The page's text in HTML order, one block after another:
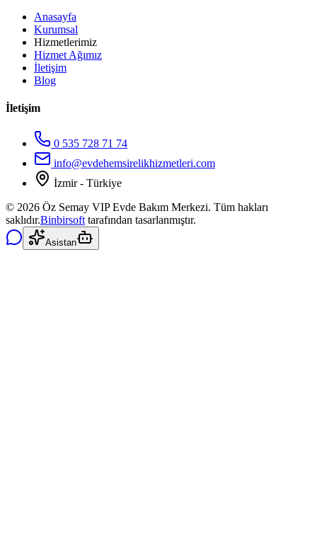
Anasayfa
Kurumsal
Hizmetlerimiz
Hizmet Ağımız
İletişim
Blog
İletişim
0 535 728 71 74
info@evdehemsirelikhizmetleri.com
İzmir - Türkiye
© 2026 Öz Semay VIP Evde Bakım Merkezi. Tüm hakları
saklıdır.Binbirsoft tarafından tasarlanmıştır.
Asistan